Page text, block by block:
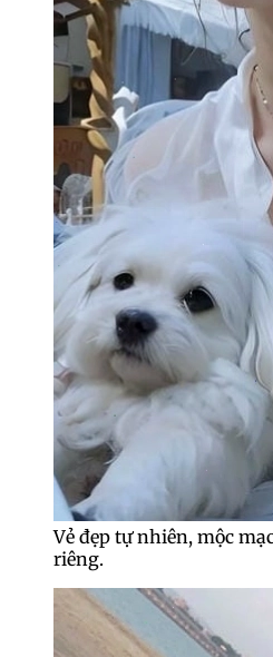
Vẻ đẹp tự nhiên, mộc
riêng.